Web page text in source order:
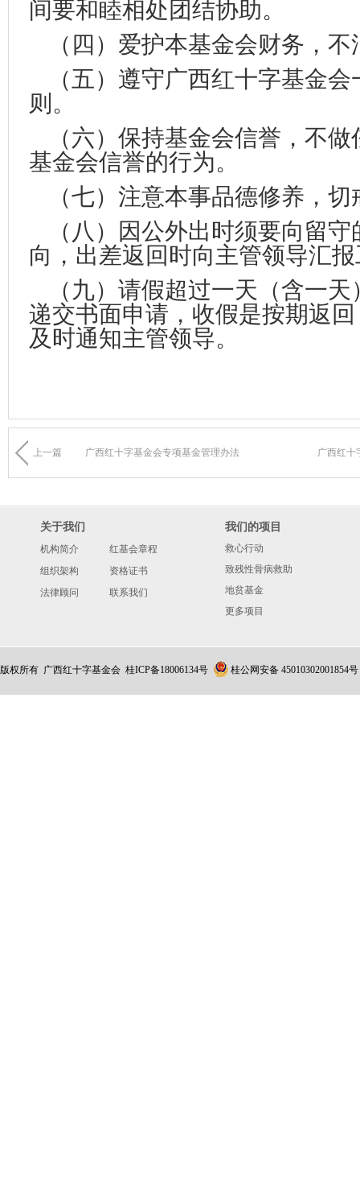
间要和睦相处团结协助。
（四）爱护本基金会财务，
（五）遵守广西红十字基金
则。
（六）保持基金会信誉，不
基金会信誉的行为。
（七）注意本事品德修养，
（八）因公外出时须要向留
向，出差返回时向主管领导汇
（九）请假超过一天（含一
递交书面申请，收假是按期返
及时通知主管领导。
上一篇 广西红十字基金会专项基金管理办法 广西红十
关于我们
机构简介
红基会章程
组织架构
资格证书
法律顾问
联系我们
我们的项目
救心行动
致残性骨病救助
地贫基金
更多项目
版权所有 广西红十字基金会 桂ICP备18006134号 桂公网安备 45010302001854号